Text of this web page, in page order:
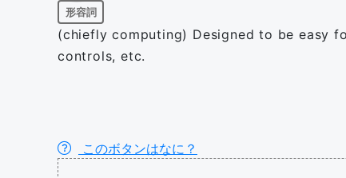
国）
語（イ
ギリ
(en-GB)
形容詞
(chiefly computing) Designed to be easy
controls, etc.
このボタンはなに？